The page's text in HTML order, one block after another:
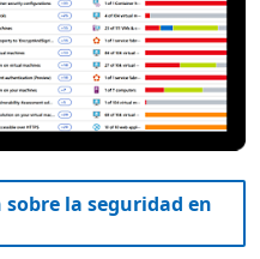
la seguridad en